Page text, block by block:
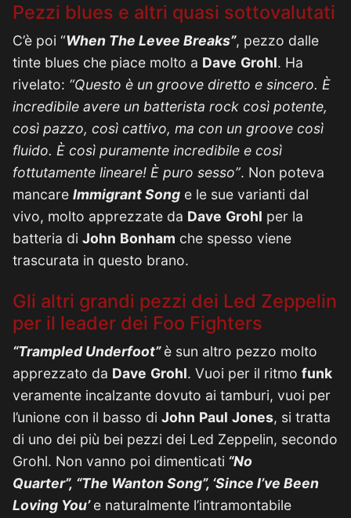
Pezzi blues e altri quasi sottovalutati
C’è poi “When The Levee Breaks”, pezzo dalle
tinte blues che piace molto a Dave Grohl. Ha
rivelato: “Questo è un groove diretto e sincero. È
incredibile avere un batterista rock così potente,
così pazzo, così cattivo, ma con un groove così
fluido. È così puramente incredibile e così
fottutamente lineare! È puro sesso”. Non poteva
mancare Immigrant Song e le sue varianti dal
vivo, molto apprezzate da Dave Grohl per la
batteria di John Bonham che spesso viene
trascurata in questo brano.
Gli altri grandi pezzi dei Led Zeppelin
per il leader dei Foo Fighters
“Trampled Underfoot”è sun altro pezzo molto
apprezzato da Dave Grohl. Vuoi per il ritmo funk
veramente incalzante dovuto ai tamburi, vuoi per
l’unione con il basso di John Paul Jones, si tratta
di uno dei più bei pezzi dei Led Zeppelin, secondo
Grohl. Non vanno poi dimenticati “No
Quarter”, “The Wanton Song”, ‘Since I’ve Been
Loving You’e naturalmente l’intramontabile